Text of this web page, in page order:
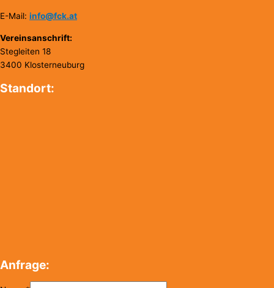
E-Mail: info@fck.at
Vereinsanschrift:
Stegleiten 18
3400 Klosterneuburg
Standort:
Anfrage: